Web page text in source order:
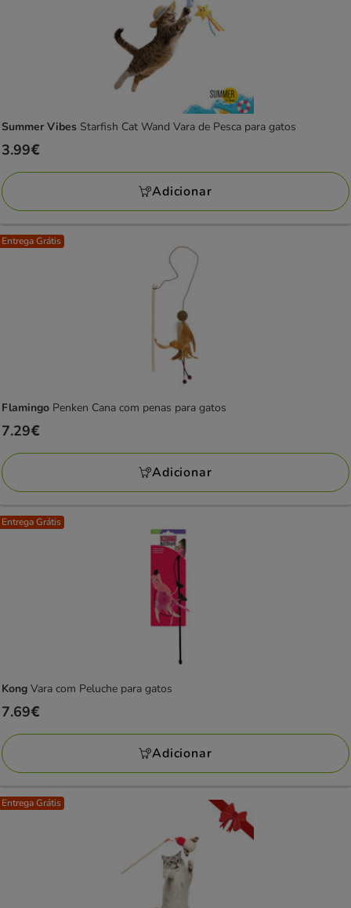
Summer Vibes Starfish Cat Wand Vara de Pesca para gatos
Preço
3.99€
3.99€
Adicionar
Entrega Grátis
Flamingo Penken Cana com penas para gatos
Preço
7.29€
7.29€
Adicionar
Entrega Grátis
Kong Vara com Peluche para gatos
Preço
7.69€
7.69€
Adicionar
Entrega Grátis